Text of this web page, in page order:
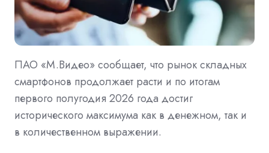
ПАО «М.Видео» сообщает, что рынок складных
смартфонов продолжает расти и по итогам
первого полугодия 2026 года достиг
исторического максимума как в денежном, так и
в количественном выражении.